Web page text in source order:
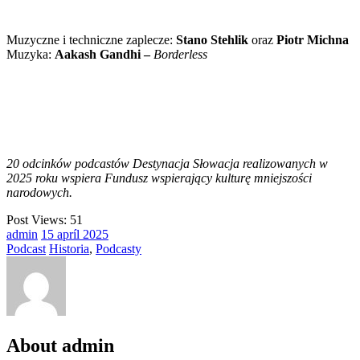
Muzyczne i techniczne zaplecze: Stano Stehlik oraz Piotr Michna
Muzyka: Aakash Gandhi – Borderless
20 odcinków podcastów Destynacja Słowacja realizowanych w
2025 roku wspiera Fundusz wspierający kulturę mniejszości
narodowych.
Post Views: 51
admin 15 apríl 2025
Podcast Historia, Podcasty
About admin